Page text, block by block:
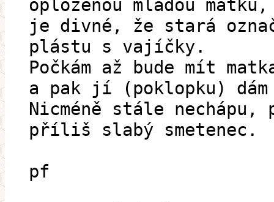
oplozenou mladou
je divné, že stará
plástu s vajíčky.
Počkám až bude mít
a pak jí (poklopku)
Nicméně stále
příliš slabý smetenec.
pf